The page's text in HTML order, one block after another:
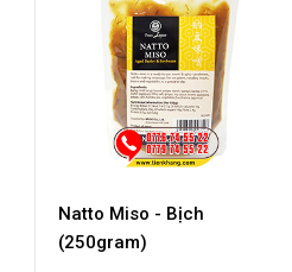
Natto Miso - Bịch
(250gram)